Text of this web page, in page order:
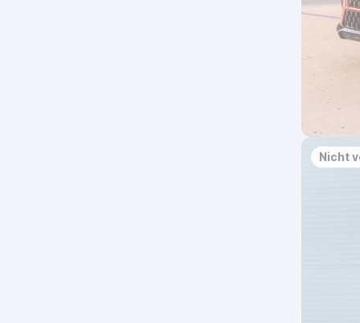
Nicht